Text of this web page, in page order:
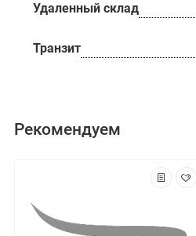
Удаленный склад
Транзит
Рекомендуем